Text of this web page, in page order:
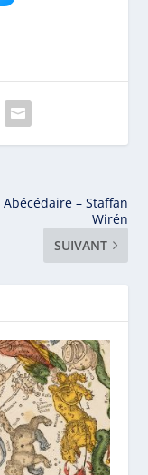
Abécédaire – Staffan
Wirén
SUIVANT